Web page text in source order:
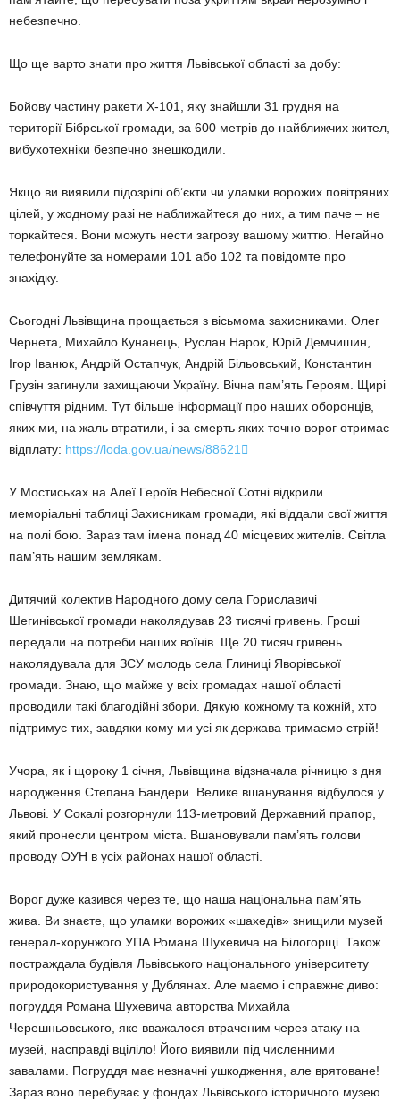
небезпечно.
Що ще варто знати про життя Львівської області за добу:
Бойову частину ракети X-101, яку знайшли 31 грудня на
території Бібрської громади, за 600 метрів до найближчих жител,
вибухотехніки безпечно знешкодили.
Якщо ви виявили підозрілі обʼєкти чи уламки ворожих повітряних
цілей, у жодному разі не наближайтеся до них, а тим паче – не
торкайтеся. Вони можуть нести загрозу вашому життю. Негайно
телефонуйте за номерами 101 або 102 та повідомте про
знахідку.
Сьогодні Львівщина прощається з вісьмома захисниками. Олег
Чернета, Михайло Кунанець, Руслан Нарок, Юрій Демчишин,
Ігор Іванюк, Андрій Остапчук, Андрій Більовський, Константин
Грузін загинули захищаючи Україну. Вічна пам’ять Героям. Щирі
співчуття рідним. Тут більше інформації про наших оборонців,
яких ми, на жаль втратили, і за cмерть яких точно ворог отримає
відплату: https://loda.gov.ua/news/88621 
У Мостиськах на Алеї Героїв Небесної Сотні відкрили
меморіальні таблиці Захисникам громади, які віддали свої життя
на полі бою. Зараз там імена понад 40 місцевих жителів. Світла
пам’ять нашим землякам.
Дитячий колектив Народного дому села Гориславичі
Шегинівської громади наколядував 23 тисячі гривень. Гроші
передали на потреби наших воїнів. Ще 20 тисяч гривень
наколядувала для ЗСУ молодь села Глиниці Яворівської
громади. Знаю, що майже у всіх громадах нашої області
проводили такі благодійні збори. Дякую кожному та кожній, хто
підтримує тих, завдяки кому ми усі як держава тримаємо стрій!
Учора, як і щороку 1 січня, Львівщина відзначала річницю з дня
народження Степана Бандери. Велике вшанування відбулося у
Львові. У Сокалі розгорнули 113-метровий Державний прапор,
який пронесли центром міста. Вшановували пам’ять голови
проводу ОУН в усіх районах нашої області.
Ворог дуже казився через те, що наша національна пам’ять
жива. Ви знаєте, що уламки ворожих «шахедів» знищили музей
генерал-хорунжого УПА Романа Шухевича на Білогорщі. Також
постраждала будівля Львівського національного університету
природокористування у Дублянах. Але маємо і справжнє диво:
погруддя Романа Шухевича авторства Михайла
Черешньовського, яке вважалося втраченим через атаку на
музей, насправді вціліло! Його виявили під численними
завалами. Погруддя має незначні ушкодження, але врятоване!
Зараз воно перебуває у фондах Львівського історичного музею.